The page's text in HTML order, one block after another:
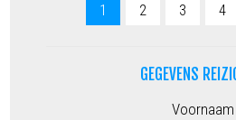
1 2 3 4
GEGEVENS
Voornaam